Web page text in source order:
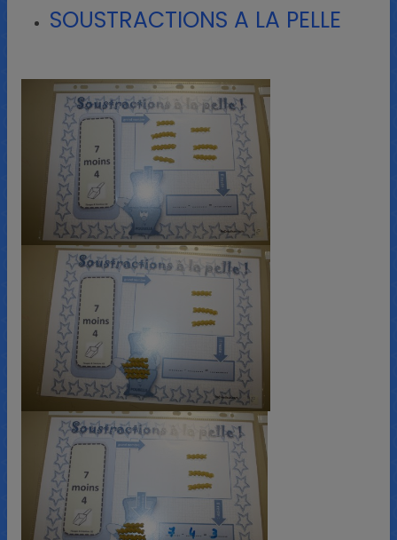
SOUSTRACTIONS A LA PELLE